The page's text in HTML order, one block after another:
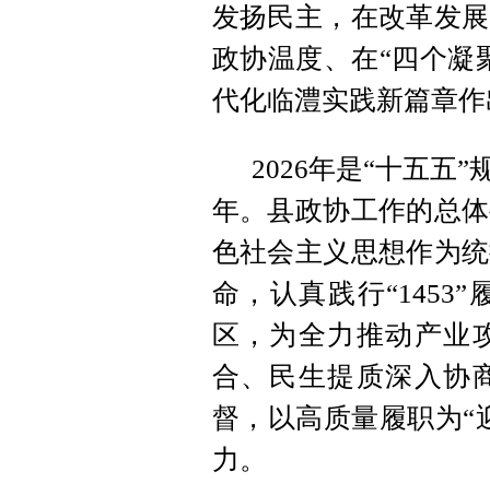
发扬民主，在改革发
政协温度、在“四个凝
代化临澧实践新篇章
2026年是“十五五”
年。县政协工作的总
色社会主义思想作为
命，认真践行“1453”
区，为全力推动产业
合、民生提质深入协
督，以高质量履职为“
力。